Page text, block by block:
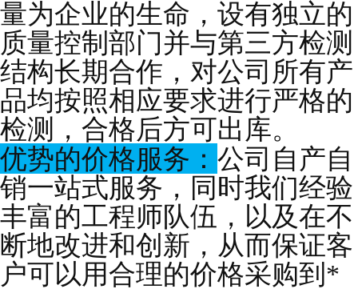
量为企业的生命，设有独立的
质量控制部门并与第三方检测
结构长期合作，对公司所有产
品均按照相应要求进行严格的
检测，合格后方可出库。
优势的价格服务： 公司自产自
销一站式服务，同时我们经验
丰富的工程师队伍，以及在不
断地改进和创新，从而保证客
户可以用合理的价格采购到*